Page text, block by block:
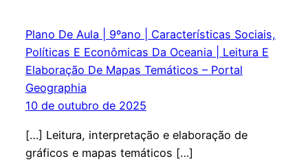
Plano De Aula | 9ºano | Características Sociais,
Políticas E Econômicas Da Oceania | Leitura E
Elaboração De Mapas Temáticos – Portal
Geographia
10 de outubro de 2025
[…] Leitura, interpretação e elaboração de
gráficos e mapas temáticos […]